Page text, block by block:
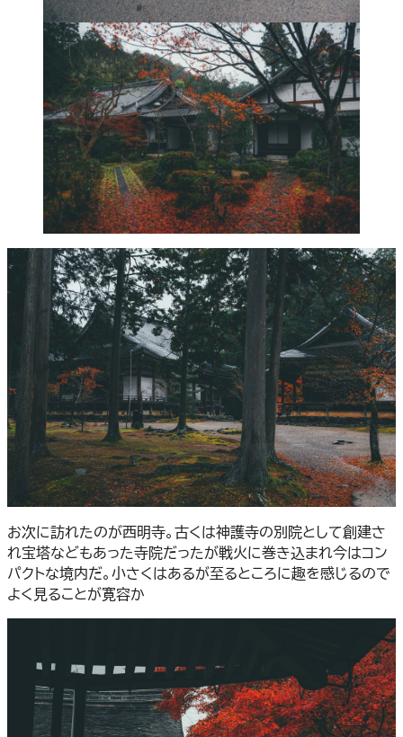
お次に訪れたのが西明寺。古くは神護寺の別院として創建さ
れ宝塔などもあった寺院だったが戦火に巻き込まれ今はコン
パクトな境内だ。小さくはあるが至るところに趣を感じるので
よく見ることが寛容か